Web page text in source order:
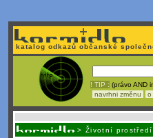
katalog odkazů občanské
! TIP : (právo AND
navrhni změnu
o
> Životní prostředí